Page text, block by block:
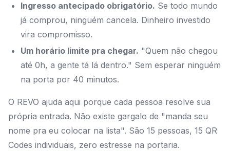
Ingresso antecipado obrigatório. Se todo mundo
já comprou, ninguém cancela. Dinheiro investido
vira compromisso.
Um horário limite pra chegar. "Quem não chegou
até 0h, a gente tá lá dentro." Sem esperar ninguém
na porta por 40 minutos.
O REVO ajuda aqui porque cada pessoa resolve sua
própria entrada. Não existe gargalo de "manda seu
nome pra eu colocar na lista". São 15 pessoas, 15 QR
Codes individuais, zero estresse na portaria.